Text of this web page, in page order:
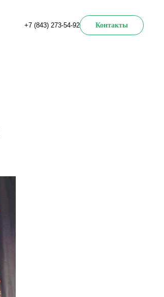
+7 (843) 273-54-92 Контакты